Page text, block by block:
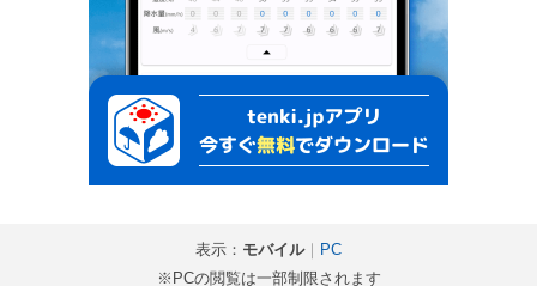
表示： モバイル｜ PC
※PCの閲覧は一部制限されます